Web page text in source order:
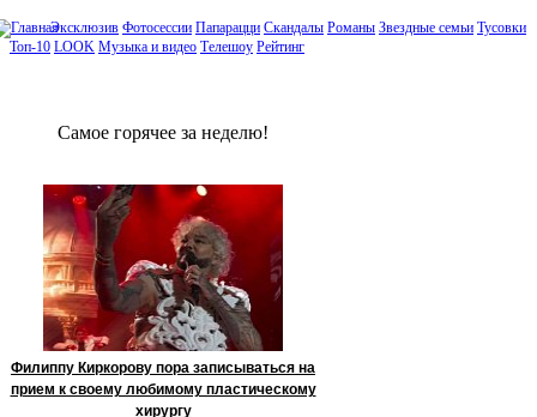
Эксклюзив Фотосессии Папарацци Скандалы Романы Звездные семьи Тусовки
Топ-10 LOOK Музыка и видео Телешоу Рейтинг
Сaмое гoрячее за неделю!
Филиппу Киркорову пора записываться на
прием к своему любимому пластическому
хирургу